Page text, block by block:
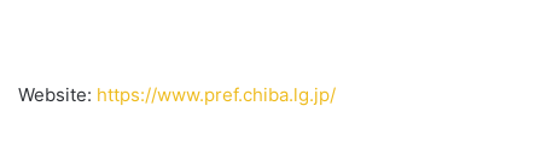
Website: https://www.pref.chiba.lg.jp/